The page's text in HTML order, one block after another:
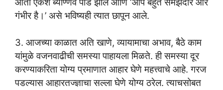
गंभीर है।’ असे भविष्यही त्यात छापून आले.
3. आजच्या काळात अति खाणे, व्यायामाचा अभाव, बैठे काम
यांमुळे वजनवाढीची समस्या पाहायला मिळते. ही समस्या दूर
करण्याकरिता योग्य प्रमाणात आहार घेणे महत्त्वाचे आहे. गरज
पडल्यास आहारतज्ज्ञाचा सल्ला घेणे योग्य ठरेल. त्याचसोबत